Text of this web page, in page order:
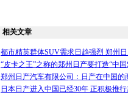
相关文章
都市精英群体SUV需求日趋强烈 郑州
“皮卡之王”之称的郑州日产要打造“中
郑州日产汽车有限公司：日产在中国的
日本日产进入中国已经30年 正积极推行